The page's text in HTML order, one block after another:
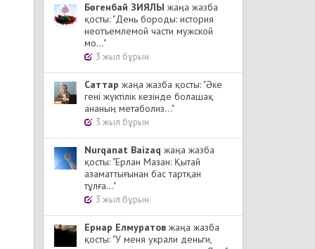
Бөгенбай ЗИЯЛЫ жаңа жазба
қосты: "День бороды: история
неотъемлемой части мужской
мо..."
3 жыл бұрын
Cаттар жаңа жазба қосты: "Әке
гені жүктілік кезінде болашақ
ананың метаболиз..."
3 жыл бұрын
Nurqanat Baizaq жаңа жазба
қосты: "Ерлан Мазан: Қытай
азаматтығынан бас тартқан
тұлға..."
3 жыл бұрын
Ернар Елмуратов жаңа жазба
қосты: "У меня украли деньги,